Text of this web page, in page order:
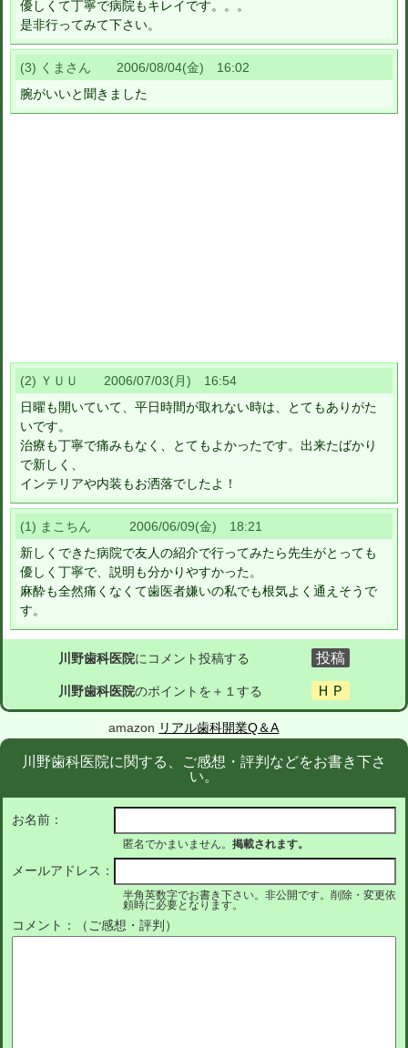
優しくて丁寧で病院もキレイです。。。
是非行ってみて下さい。
(3) くまさん 2006/08/04(金) 16:02
腕がいいと聞きました
(2) ＹＵＵ 2006/07/03(月) 16:54
日曜も開いていて、平日時間が取れない時は、とてもありがた
いです。
治療も丁寧で痛みもなく、とてもよかったです。出来たばかり
で新しく、
インテリアや内装もお洒落でしたよ！
(1) まこちん 2006/06/09(金) 18:21
新しくできた病院で友人の紹介で行ってみたら先生がとっても
優しく丁寧で、説明も分かりやすかった。
麻酔も全然痛くなくて歯医者嫌いの私でも根気よく通えそうで
す。
川野歯科医院にコメント投稿する
川野歯科医院のポイントを＋１する
amazon リアル歯科開業Q＆A
川野歯科医院に関する、ご感想・評判などをお書き下さ
い。
お名前：
匿名でかまいません。 掲載されます。
メールアドレス：
半角英数字でお書き下さい。非公開です。削除・変更依
頼時に必要となります。
コメント：（ご感想・評判）